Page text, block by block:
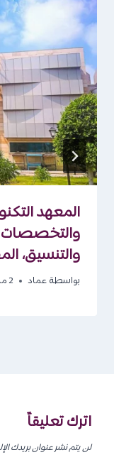
والتخصصات
والتنسيق،
بواسطة عماد 2 مايو، 2023
اترك تعليقاً
لن يتم نشر عنوان بريدك